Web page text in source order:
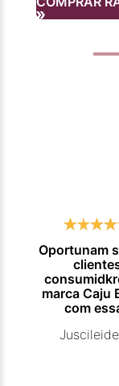
Oportunam
marca Caju
com